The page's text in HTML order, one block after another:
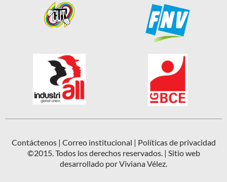
Contáctenos| Correo institucional | Políticas de privacidad
©2015. Todos los derechos reservados. | Sitio web
desarrollado por Viviana Vélez.